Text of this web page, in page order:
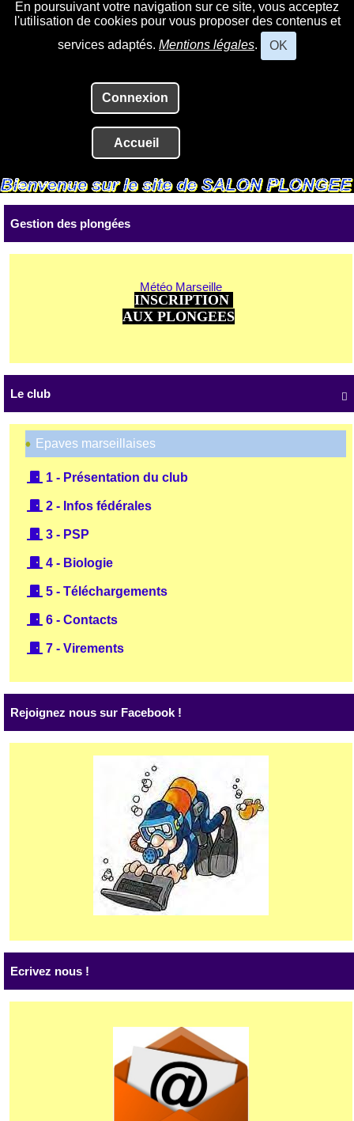
En poursuivant votre navigation sur ce site, vous acceptez
l'utilisation de cookies pour vous proposer des contenus et
services adaptés. Mentions légales. OK
Connexion
Accueil
Gestion des plongées
Météo Marseille
INSCRIPTION
AUX PLONGEES

Le club
Epaves marseillaises
1 - Présentation du club
2 - Infos fédérales
3 - PSP
4 - Biologie
5 - Téléchargements
6 - Contacts
7 - Virements
Rejoignez nous sur Facebook !
Ecrivez nous !